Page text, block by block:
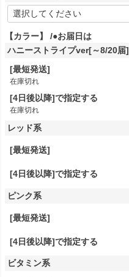
(
必
須
)
【カラー】
●お届日は
ハニーストライプver[～8/20届]
[最短発送]
在庫切れ
[4日後以降]で指定する
在庫切れ
レッド系
[最短発送]
[4日後以降]で指定する
ピンク系
[最短発送]
[4日後以降]で指定する
ビタミン系